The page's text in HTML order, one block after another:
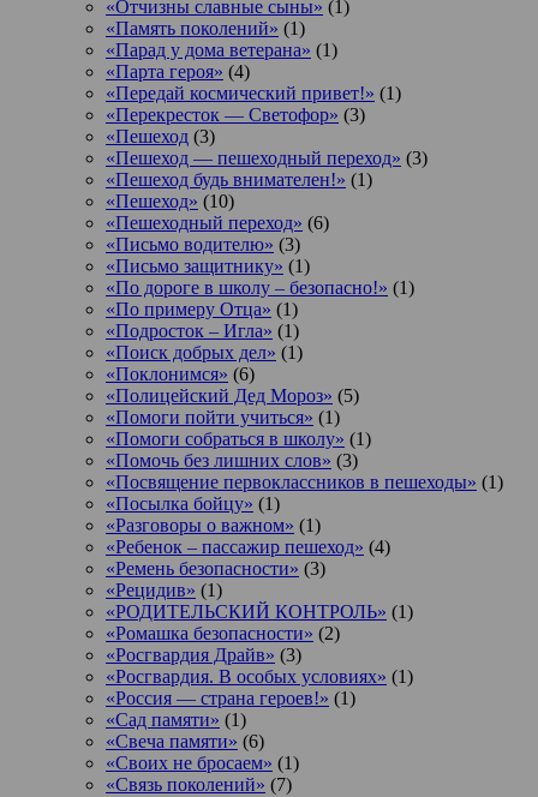
«Отчизны славные сыны» (1)
«Память поколений» (1)
«Парад у дома ветерана» (1)
«Парта героя» (4)
«Передай космический привет!» (1)
«Перекресток — Светофор» (3)
«Пешеход (3)
«Пешеход — пешеходный переход» (3)
«Пешеход будь внимателен!» (1)
«Пешеход» (10)
«Пешеходный переход» (6)
«Письмо водителю» (3)
«Письмо защитнику» (1)
«По дороге в школу – безопасно!» (1)
«По примеру Отца» (1)
«Подросток ‒ Игла» (1)
«Поиск добрых дел» (1)
«Поклонимся» (6)
«Полицейский Дед Мороз» (5)
«Помоги пойти учиться» (1)
«Помоги собраться в школу» (1)
«Помочь без лишних слов» (3)
«Посвящение первоклассников в пешеходы» (1)
«Посылка бойцу» (1)
«Разговоры о важном» (1)
«Ребенок – пассажир пешеход» (4)
«Ремень безопасности» (3)
«Рецидив» (1)
«РОДИТЕЛЬСКИЙ КОНТРОЛЬ» (1)
«Ромашка безопасности» (2)
«Росгвардия Драйв» (3)
«Росгвардия. В особых условиях» (1)
«Россия — страна героев!» (1)
«Сад памяти» (1)
«Свеча памяти» (6)
«Своих не бросаем» (1)
«Связь поколений» (7)